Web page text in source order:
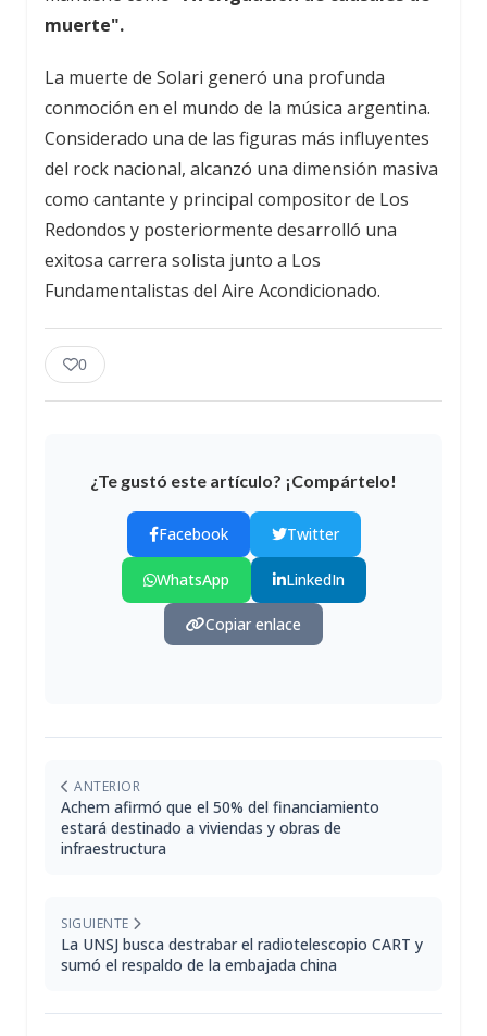
muerte".
La muerte de Solari generó una profunda
conmoción en el mundo de la música argentina.
Considerado una de las figuras más influyentes
del rock nacional, alcanzó una dimensión masiva
como cantante y principal compositor de Los
Redondos y posteriormente desarrolló una
exitosa carrera solista junto a Los
Fundamentalistas del Aire Acondicionado.
0
¿Te gustó este artículo? ¡Compártelo!
Facebook Twitter
WhatsApp LinkedIn
Copiar enlace
ANTERIOR
Achem afirmó que el 50% del financiamiento
estará destinado a viviendas y obras de
infraestructura
SIGUIENTE
La UNSJ busca destrabar el radiotelescopio CART y
sumó el respaldo de la embajada china